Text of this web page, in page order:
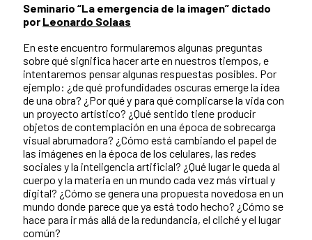
Seminario “La emergencia de la imagen” dictado
por Leonardo Solaas
En este encuentro formularemos algunas preguntas
sobre qué significa hacer arte en nuestros tiempos, e
intentaremos pensar algunas respuestas posibles. Por
ejemplo: ¿de qué profundidades oscuras emerge la idea
de una obra? ¿Por qué y para qué complicarse la vida con
un proyecto artístico? ¿Qué sentido tiene producir
objetos de contemplación en una época de sobrecarga
visual abrumadora? ¿Cómo está cambiando el papel de
las imágenes en la época de los celulares, las redes
sociales y la inteligencia artificial? ¿Qué lugar le queda al
cuerpo y la materia en un mundo cada vez más virtual y
digital? ¿Cómo se genera una propuesta novedosa en un
mundo donde parece que ya está todo hecho? ¿Cómo se
hace para ir más allá de la redundancia, el cliché y el lugar
común?